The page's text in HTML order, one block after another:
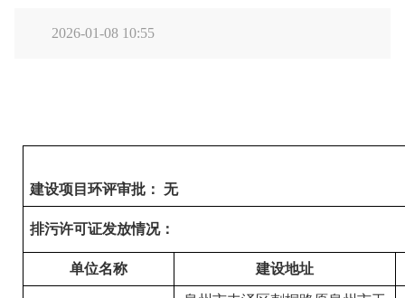
2026-01-08 10:55
建设项目环评审批： 无
排污许可证发放情况：
单位名称 建设地址